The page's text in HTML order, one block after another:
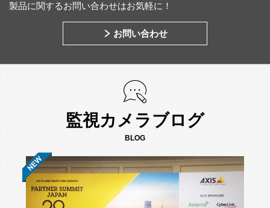
製品に関するお問い合わせはお気軽に！
お問い合わせ
監視カメラブログ
BLOG